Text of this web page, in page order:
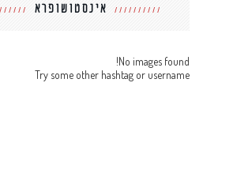
אינסטושופרא
No images found!
Try some other hashtag or username